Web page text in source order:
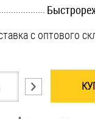
с оптового